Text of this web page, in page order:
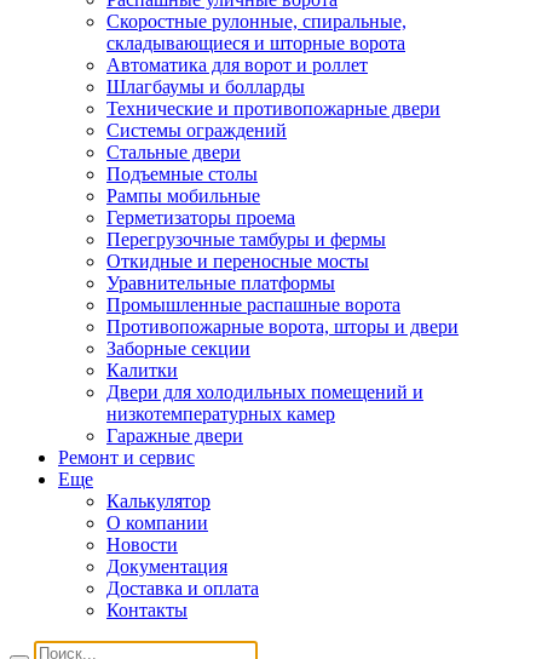
Скоростные рулонные, спиральные,
складывающиеся и шторные ворота
Автоматика для ворот и роллет
Шлагбаумы и болларды
Технические и противопожарные двери
Системы ограждений
Стальные двери
Подъемные столы
Рампы мобильные
Герметизаторы проема
Перегрузочные тамбуры и фермы
Откидные и переносные мосты
Уравнительные платформы
Промышленные распашные ворота
Противопожарные ворота, шторы и двери
Заборные секции
Калитки
Двери для холодильных помещений и
низкотемпературных камер
Гаражные двери
Ремонт и сервис
Еще
Калькулятор
О компании
Новости
Документация
Доставка и оплата
Контакты